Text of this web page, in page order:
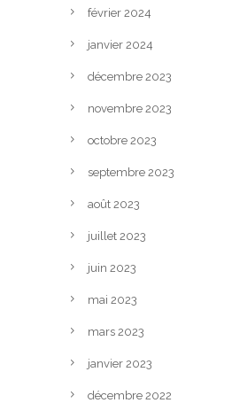
février 2024
janvier 2024
décembre 2023
novembre 2023
octobre 2023
septembre 2023
août 2023
juillet 2023
juin 2023
mai 2023
mars 2023
janvier 2023
décembre 2022